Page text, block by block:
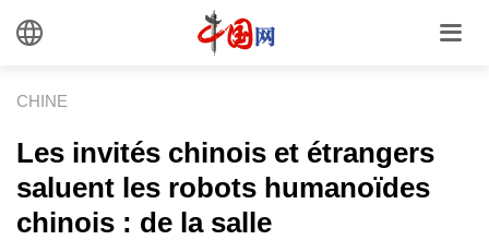
CHINE
Les invités chinois et étrangers
saluent les robots humanoïdes
chinois : de la salle